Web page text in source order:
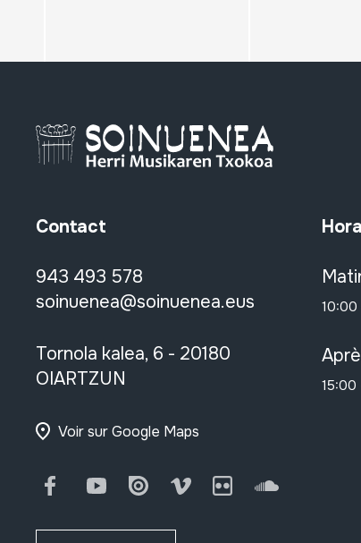
Contact
943 493 578
soinuenea@soinuenea.eus
Tornola kalea, 6 - 20180
OIARTZUN
Voir sur Google Maps
FacebookYoutubeIssuu Vimeo Flickr
10:00
15:00